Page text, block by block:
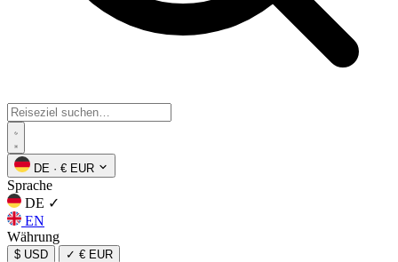
DE · € EUR
Sprache
DE ✓
EN
Währung
$ USD ✓ € EUR